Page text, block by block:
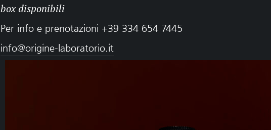
box disponibili
Per info e prenotazioni +39 334 654 7445
info@origine-laboratorio.it